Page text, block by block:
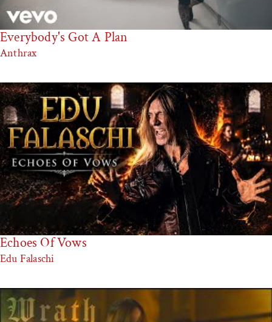
Everybody's Got A Plan
Anthrax
Echoes Of Vows
Edu Falaschi